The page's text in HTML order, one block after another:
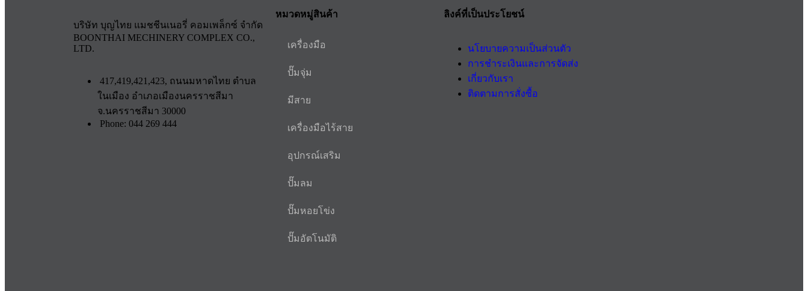
บริษัท บุญไทย แมชชีนเนอรี่ คอมเพล็กซ์ จำกัด
BOONTHAI MECHINERY COMPLEX CO.,
LTD.
417,419,421,423, ถนนมหาดไทย ตำบล
ในเมือง อำเภอเมืองนครราชสีมา
จ.นครราชสีมา 30000
Phone: 044 269 444
หมวดหมู่สินค้า
เครื่องมือ
ปั๊มจุ่ม
มีสาย
เครื่องมือไร้สาย
อุปกรณ์เสริม
ปั๊มลม
ปั๊มหอยโข่ง
ปั๊มอัตโนมัติ
ลิงค์ที่เป็นประโยชน์
นโยบายความเป็นส่วนตัว
การชำระเงินและการจัดส่ง
เกี่ยวกับเรา
ติดตามการสั่งซื้อ